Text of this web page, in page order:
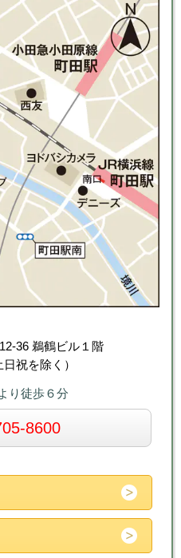
36 鵜鶴ビル１階
祝を除く）
り徒歩６分
8600